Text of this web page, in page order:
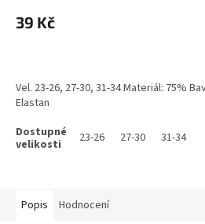
39 Kč
Vel. 23-26, 27-30, 31-34 Materiál: 75%
Elastan
23-26 27-30 31-34
Popis Hodnocení